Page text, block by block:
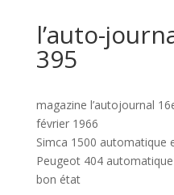
l’auto-
395
magazine l’autojournal
février 1966
Simca 1500 automatique
Peugeot 404
bon état